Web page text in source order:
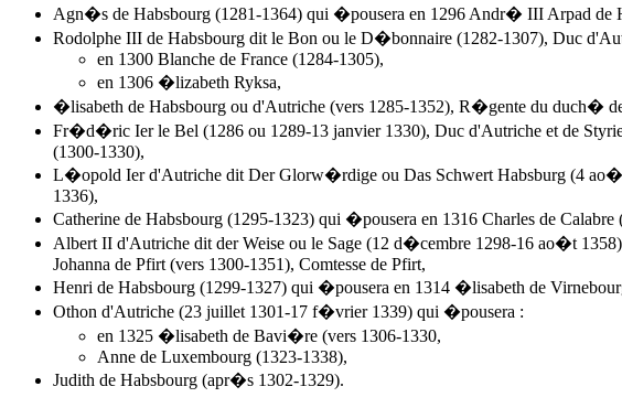
Agn�s de Habsbourg (1281-1364) qui �pousera en 1296 Andr� III Arpad de
Rodolphe III de Habsbourg dit le Bon ou le D�bonnaire (1282-1307), Duc
en 1300 Blanche de France (1284-1305),
en 1306 �lizabeth Ryksa,
�lisabeth de Habsbourg ou d'Autriche (vers 1285-1352), R�gente du duch�
Fr�d�ric Ier le Bel (1286 ou 1289-13 janvier 1330), Duc d'Autriche et de
(1300-1330),
L�opold Ier d'Autriche dit Der Glorw�rdige ou Das Schwert Habsburg (4
1336),
Catherine de Habsbourg (1295-1323) qui �pousera en 1316 Charles de
Albert II d'Autriche dit der Weise ou le Sage (12 d�cembre 1298-16 ao�t
Johanna de Pfirt (vers 1300-1351), Comtesse de Pfirt,
Henri de Habsbourg (1299-1327) qui �pousera en 1314 �lisabeth de
Othon d'Autriche (23 juillet 1301-17 f�vrier 1339) qui �pousera :
en 1325 �lisabeth de Bavi�re (vers 1306-1330,
Anne de Luxembourg (1323-1338),
Judith de Habsbourg (apr�s 1302-1329).